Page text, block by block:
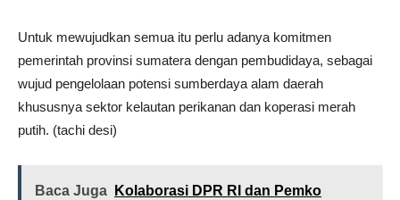
Untuk mewujudkan semua itu perlu adanya komitmen
pemerintah provinsi sumatera dengan pembudidaya, sebagai
wujud pengelolaan potensi sumberdaya alam daerah
khususnya sektor kelautan perikanan dan koperasi merah
putih. (tachi desi)
Baca Juga
Kolaborasi DPR RI dan Pemko